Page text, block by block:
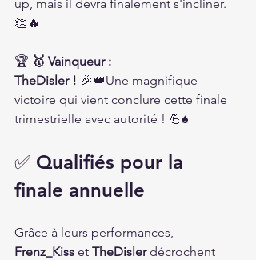
up, mais il devra finalement s'incliner.
👏🔥
🏆 🥇 Vainqueur :
TheDisler ! 🎉👑Une magnifique
victoire qui vient conclure cette finale
trimestrielle avec autorité ! 💪♠️
✅ Qualifiés pour la
finale annuelle
Grâce à leurs performances,
Frenz_Kiss et TheDisler décrochent